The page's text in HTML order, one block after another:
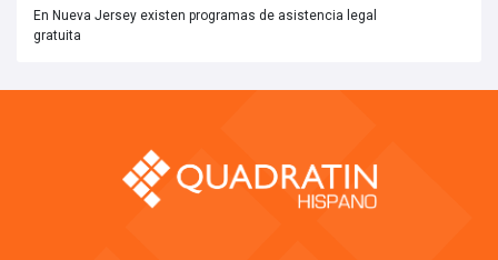
En Nueva Jersey existen programas de asistencia legal
gratuita